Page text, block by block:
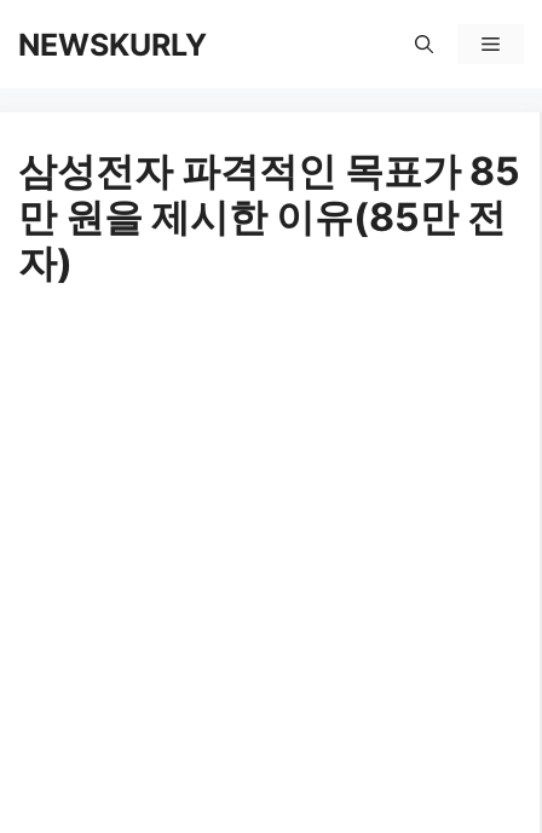
로
건
너
NEWSKURLY
메
삼성전자 파격적인 목표가 85
만 원을 제시한 이유(85만 전
자)